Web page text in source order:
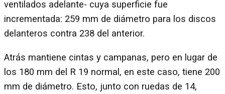
ventilados adelante- cuya superficie fue
incrementada: 259 mm de diámetro para los discos
delanteros contra 238 del anterior.
Atrás mantiene cintas y campanas, pero en lugar de
los 180 mm del R 19 normal, en este caso, tiene 200
mm de diámetro. Esto, junto con ruedas de 14,